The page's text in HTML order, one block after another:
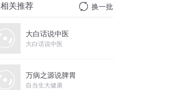
相关推荐 换一批
大白话说中医
大白话说中医
万病之源说脾胃
自当生大健康